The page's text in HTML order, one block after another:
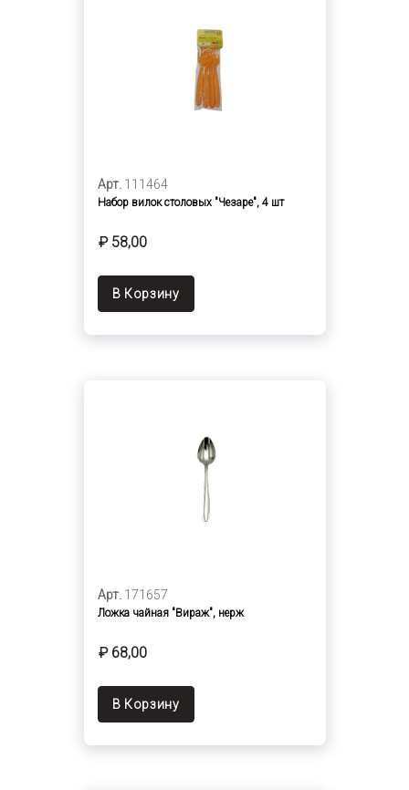
Арт. 111464
Набор вилок столовых "Чезаре", 4 шт
₽ 58,00
В Корзину
Арт. 171657
Ложка чайная "Вираж", нерж
₽ 68,00
В Корзину